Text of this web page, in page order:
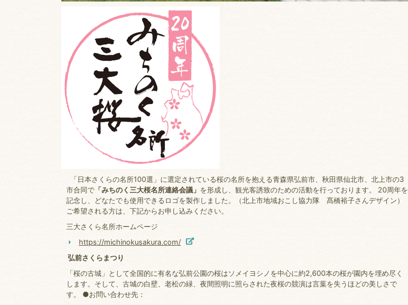
「日本さくらの名所100選」に選定されている桜の名所を抱える青森県弘前市、秋田県仙北市、北上市の3
市合同で 「みちのく三大桜名所連絡会議」 を形成し、観光客誘致のための活動を行っております。 20周年を
記念し、どなたでも使用できるロゴを製作しました。（北上市地域おこし協力隊 髙橋裕子さんデザイン）
ご希望される方は、下記からお申し込みください。
三大さくら名所ホームページ
https://michinokusakura.com/
弘前さくらまつり
「桜の古城」として全国的に有名な弘前公園の桜はソメイヨシノを中心に約2,600本の桜が園内を埋め尽く
します。そして、古城の白壁、老松の緑、夜間照明に照らされた夜桜の競演は言葉を失うほどの美しさで
す。 ●お問い合わせ先：